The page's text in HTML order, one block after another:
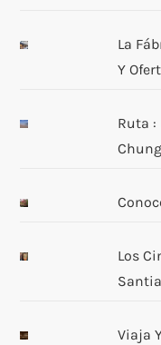
La
Y
Ruta :
Los
Viaja